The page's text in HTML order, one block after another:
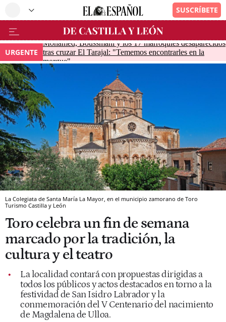
URGENTE
Mohamed, Boussmahi y los 17 marroquíes desaparecidos
tras cruzar El Tarajal: "Tememos encontrarles en la
morgue"
La Colegiata de Santa María La Mayor, en el municipio zamorano de Toro
Turismo Castilla y León
Toro celebra un fin de semana
marcado por la tradición, la
cultura y el teatro
La localidad contará con propuestas dirigidas a
todos los públicos y actos destacados en torno a la
festividad de San Isidro Labrador y la
conmemoración del V Centenario del nacimiento
de Magdalena de Ulloa.